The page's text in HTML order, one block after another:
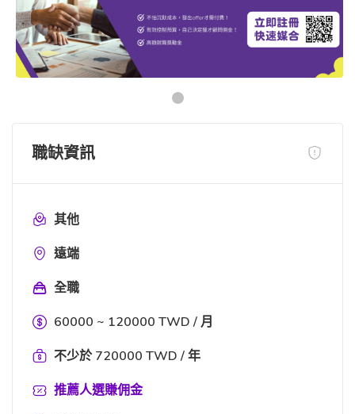
職缺資訊
其他
遠端
全職
60000 ~ 120000 TWD / 月
不少於 720000 TWD / 年
推薦人選賺佣金